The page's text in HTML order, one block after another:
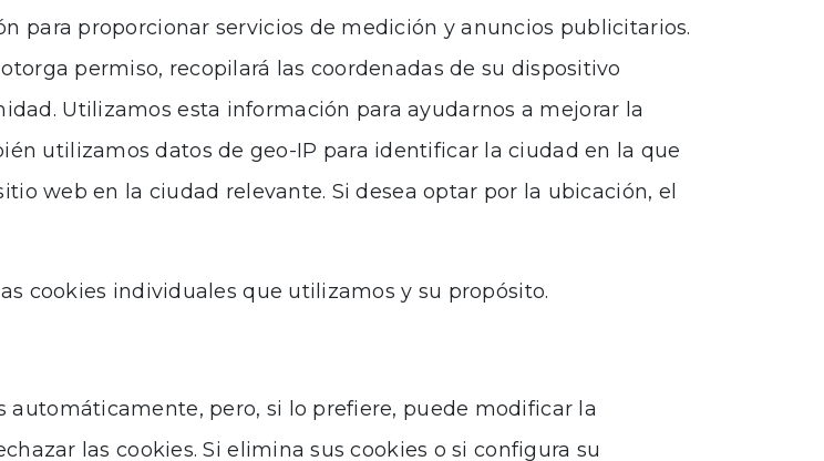
para proporcionar servicios de medición y anuncios publicitarios.
permiso, recopilará las coordenadas de su dispositivo
Utilizamos esta información para ayudarnos a mejorar la
utilizamos datos de geo-IP para identificar la ciudad en la que
web en la ciudad relevante. Si desea optar por la ubicación, el
cookies individuales que utilizamos y su propósito.
automáticamente, pero, si lo prefiere, puede modificar la
las cookies. Si elimina sus cookies o si configura su